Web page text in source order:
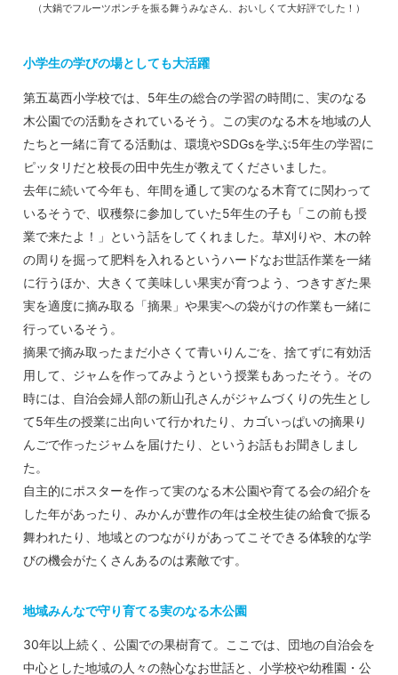
（大鍋でフルーツポンチを振る舞うみなさん、おいしくて大好評でした！）
小学生の学びの場としても大活躍
第五葛西小学校では、5年生の総合の学習の時間に、実のなる
木公園での活動をされているそう。この実のなる木を地域の人
たちと一緒に育てる活動は、環境やSDGsを学ぶ5年生の学習に
ピッタリだと校長の田中先生が教えてくださいました。
去年に続いて今年も、年間を通して実のなる木育てに関わって
いるそうで、収穫祭に参加していた5年生の子も「この前も授
業で来たよ！」という話をしてくれました。草刈りや、木の幹
の周りを掘って肥料を入れるというハードなお世話作業を一緒
に行うほか、大きくて美味しい果実が育つよう、つきすぎた果
実を適度に摘み取る「摘果」や果実への袋がけの作業も一緒に
行っているそう。
摘果で摘み取ったまだ小さくて青いりんごを、捨てずに有効活
用して、ジャムを作ってみようという授業もあったそう。その
時には、自治会婦人部の新山孔さんがジャムづくりの先生とし
て5年生の授業に出向いて行かれたり、カゴいっぱいの摘果り
んごで作ったジャムを届けたり、というお話もお聞きしまし
た。
自主的にポスターを作って実のなる木公園や育てる会の紹介を
した年があったり、みかんが豊作の年は全校生徒の給食で振る
舞われたり、地域とのつながりがあってこそできる体験的な学
びの機会がたくさんあるのは素敵です。
地域みんなで守り育てる実のなる木公園
30年以上続く、公園での果樹育て。ここでは、団地の自治会を
中心とした地域の人々の熱心なお世話と、小学校や幼稚園・公